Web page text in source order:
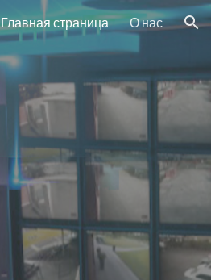
Главная страница О нас